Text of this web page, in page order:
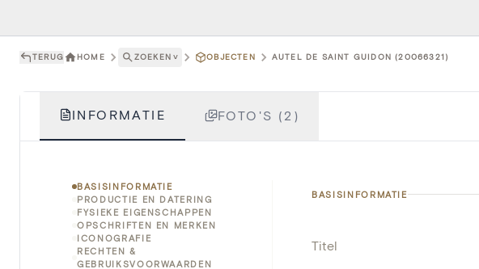
TERUG HOME ZOEKEN ˅ OBJECTEN AUTEL DE SAINT GUIDON (20066321)
INFORMATIE FOTO'S (2)
BASISINFORMATIE
PRODUCTIE EN DATERING
FYSIEKE EIGENSCHAPPEN
OPSCHRIFTEN EN MERKEN
ICONOGRAFIE
RECHTEN &
GEBRUIKSVOORWAARDEN
BASISINFORMATIE
Titel